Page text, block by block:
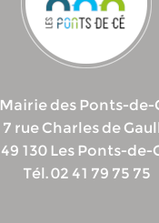
Mairie des Ponts-de-
7 rue Charles de
49 130 Les Ponts-de-
Tél. 02 41 79 75 75